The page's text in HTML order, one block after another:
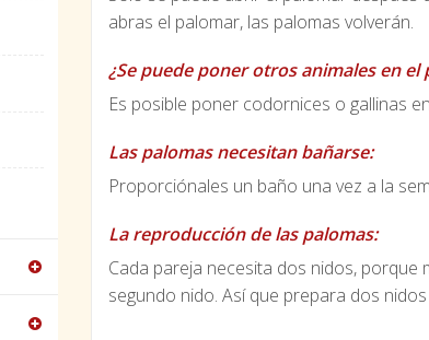
abras el palomar, las palomas volverán.
¿Se puede poner otros animales en el
Es posible poner codornices o gallinas
Las palomas necesitan bañarse:
Proporciónales un baño una vez a la
La reproducción de las palomas:
Cada pareja necesita dos nidos,
segundo nido. Así que prepara dos